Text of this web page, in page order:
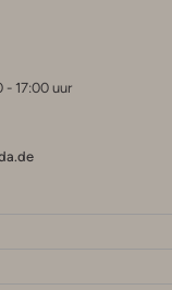
17:00 uur